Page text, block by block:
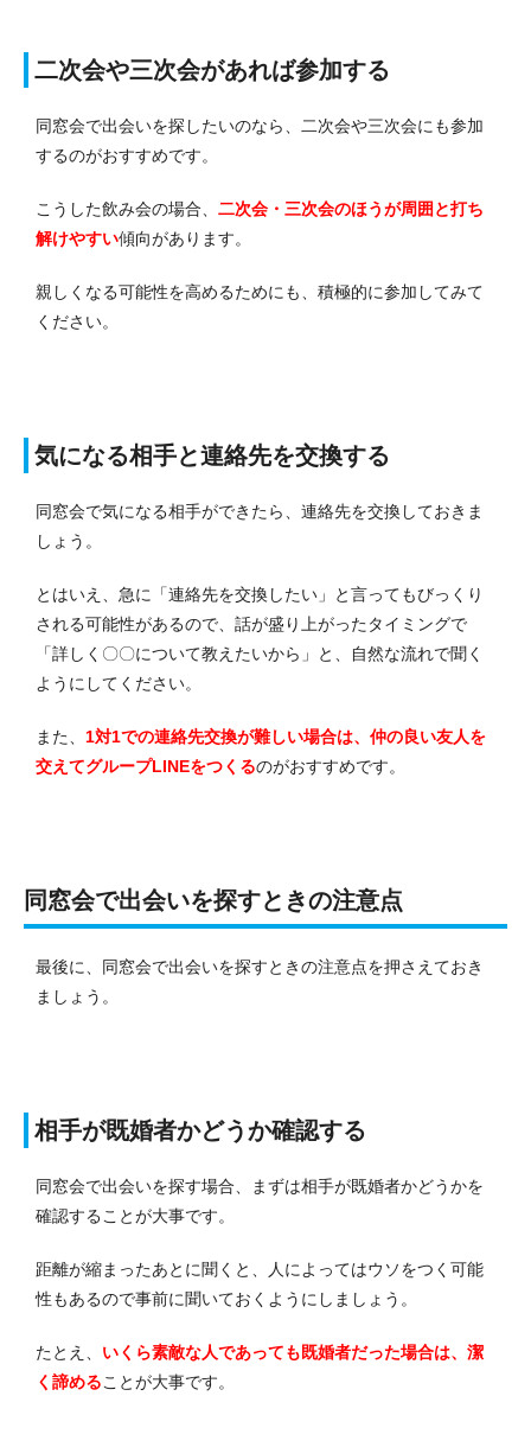
二次会や三次会があれば参加する
同窓会で出会いを探したいのなら、二次会や三次会にも参加
するのがおすすめです。
こうした飲み会の場合、 二次会・三次会のほうが周囲と打ち
解けやすい傾向があります。
親しくなる可能性を高めるためにも、積極的に参加してみて
ください。
気になる相手と連絡先を交換する
同窓会で気になる相手ができたら、連絡先を交換しておきま
しょう。
とはいえ、急に「連絡先を交換したい」と言ってもびっくり
される可能性があるので、話が盛り上がったタイミングで
「詳しく〇〇について教えたいから」と、自然な流れで聞く
ようにしてください。
また、 1対1での連絡先交換が難しい場合は、仲の良い友人を
交えてグループLINEをつくるのがおすすめです。
同窓会で出会いを探すときの注意点
最後に、同窓会で出会いを探すときの注意点を押さえておき
ましょう。
相手が既婚者かどうか確認する
同窓会で出会いを探す場合、まずは相手が既婚者かどうかを
確認することが大事です。
距離が縮まったあとに聞くと、人によってはウソをつく可能
性もあるので事前に聞いておくようにしましょう。
たとえ、 いくら素敵な人であっても既婚者だった場合は、潔
く諦めることが大事です。